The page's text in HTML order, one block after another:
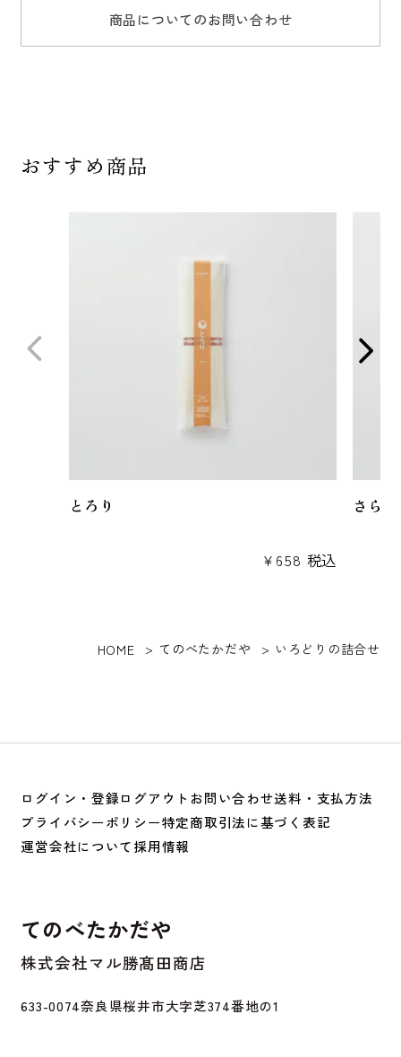
商品についてのお問い合わせ
おすすめ商品
とろり
¥ 658 税込
さらり
HOME てのべたかだや いろどりの詰合せ
てのべたかだや
株式会社マル勝髙田商店
633-0074奈良県桜井市大字芝374番地の1
ログイン・登録ログアウト お問い合わせ送料・支払方法
プライバシーポリシー特定商取引法に基づく表記
運営会社について採用情報